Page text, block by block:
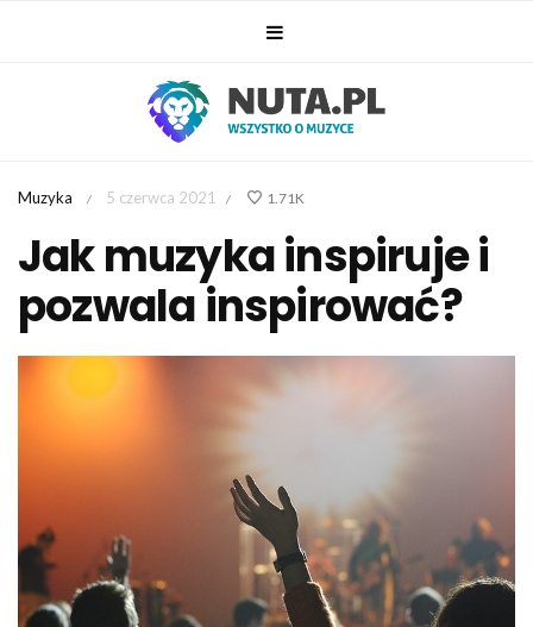
Muzyka / 5 czerwca 2021 / 1.71K
Jak muzyka inspiruje i
pozwala inspirować?